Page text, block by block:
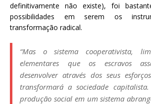
definitivamente não existe), foi
possibilidades em serem os
transformação radical.
“Mas o sistema cooperativista,
elementares que os escravos
desenvolver através dos seus
transformará a sociedade
produção social em um sistema